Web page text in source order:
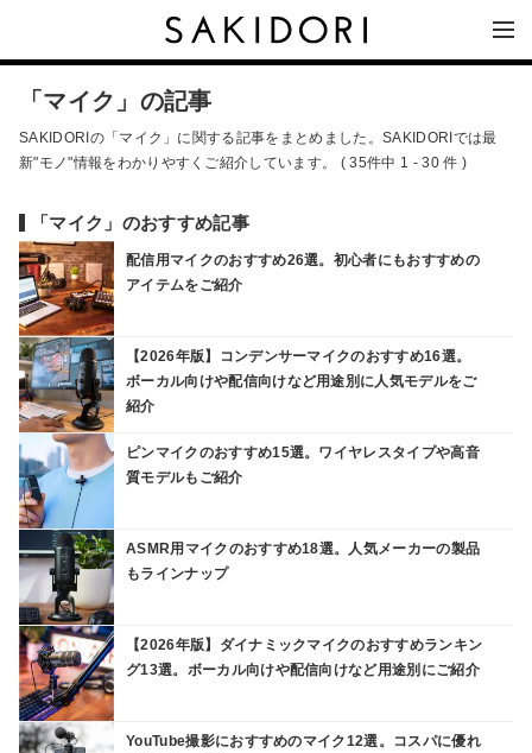
「マイク」の記事
SAKIDORIの「マイク」に関する記事をまとめました。SAKIDORIでは最
新"モノ"情報をわかりやすくご紹介しています。 ( 35件中 1 - 30 件 )
「マイク」のおすすめ記事
配信用マイクのおすすめ26選。初心者にもおすすめの
アイテムをご紹介
【2026年版】コンデンサーマイクのおすすめ16選。
ボーカル向けや配信向けなど用途別に人気モデルをご
紹介
ピンマイクのおすすめ15選。ワイヤレスタイプや高音
質モデルもご紹介
ASMR用マイクのおすすめ18選。人気メーカーの製品
もラインナップ
【2026年版】ダイナミックマイクのおすすめランキン
グ13選。ボーカル向けや配信向けなど用途別にご紹介
YouTube撮影におすすめのマイク12選。コスパに優れ